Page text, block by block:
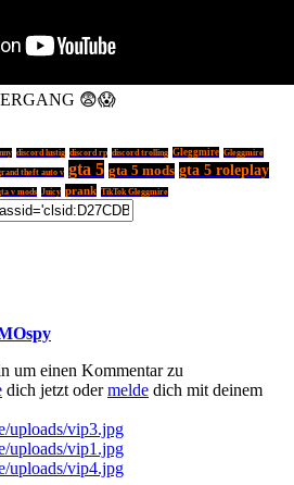
😨😱
discord lustig discord rp discord trolling Gleggmire Gleggmire
theft auto v gta 5 gta 5 mods gta 5 roleplay
v mods Juicy prank TikTok Gleggmire
um einen Kommentar zu
dich jetzt odermelde dich mit deinem